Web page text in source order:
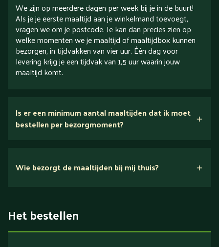
We zijn op meerdere dagen per week bij je in de buurt!
Als je je eerste maaltijd aan je winkelmand toevoegt,
vragen we om je postcode. Je kan dan precies zien op
welke momenten we je maaltijd of maaltijdbox kunnen
bezorgen, in tijdvakken van vier uur. Één dag voor
levering krijg je een tijdvak van 1,5 uur waarin jouw
maaltijd komt.
Is er een minimum aantal maaltijden dat ik moet
bestellen per bezorgmoment?
Wie bezorgt de maaltijden bij mij thuis?
Het bestellen